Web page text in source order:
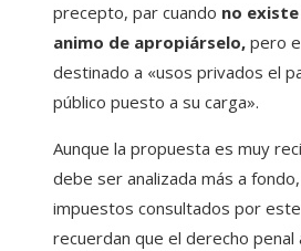
precepto, par cuando no
animo de apropiárselo, pero
destinado a «usos privados el
público puesto a su carga».
Aunque la propuesta es muy
debe ser analizada más a
impuestos consultados por
recuerdan que el derecho penal